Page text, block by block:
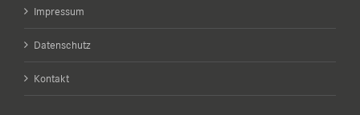
Impressum
Datenschutz
Kontakt